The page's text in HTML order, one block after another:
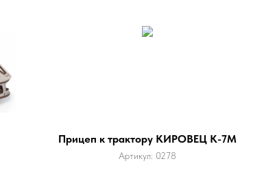
Прицеп к трактору КИРОВЕЦ К-7М
Артикул: 0278